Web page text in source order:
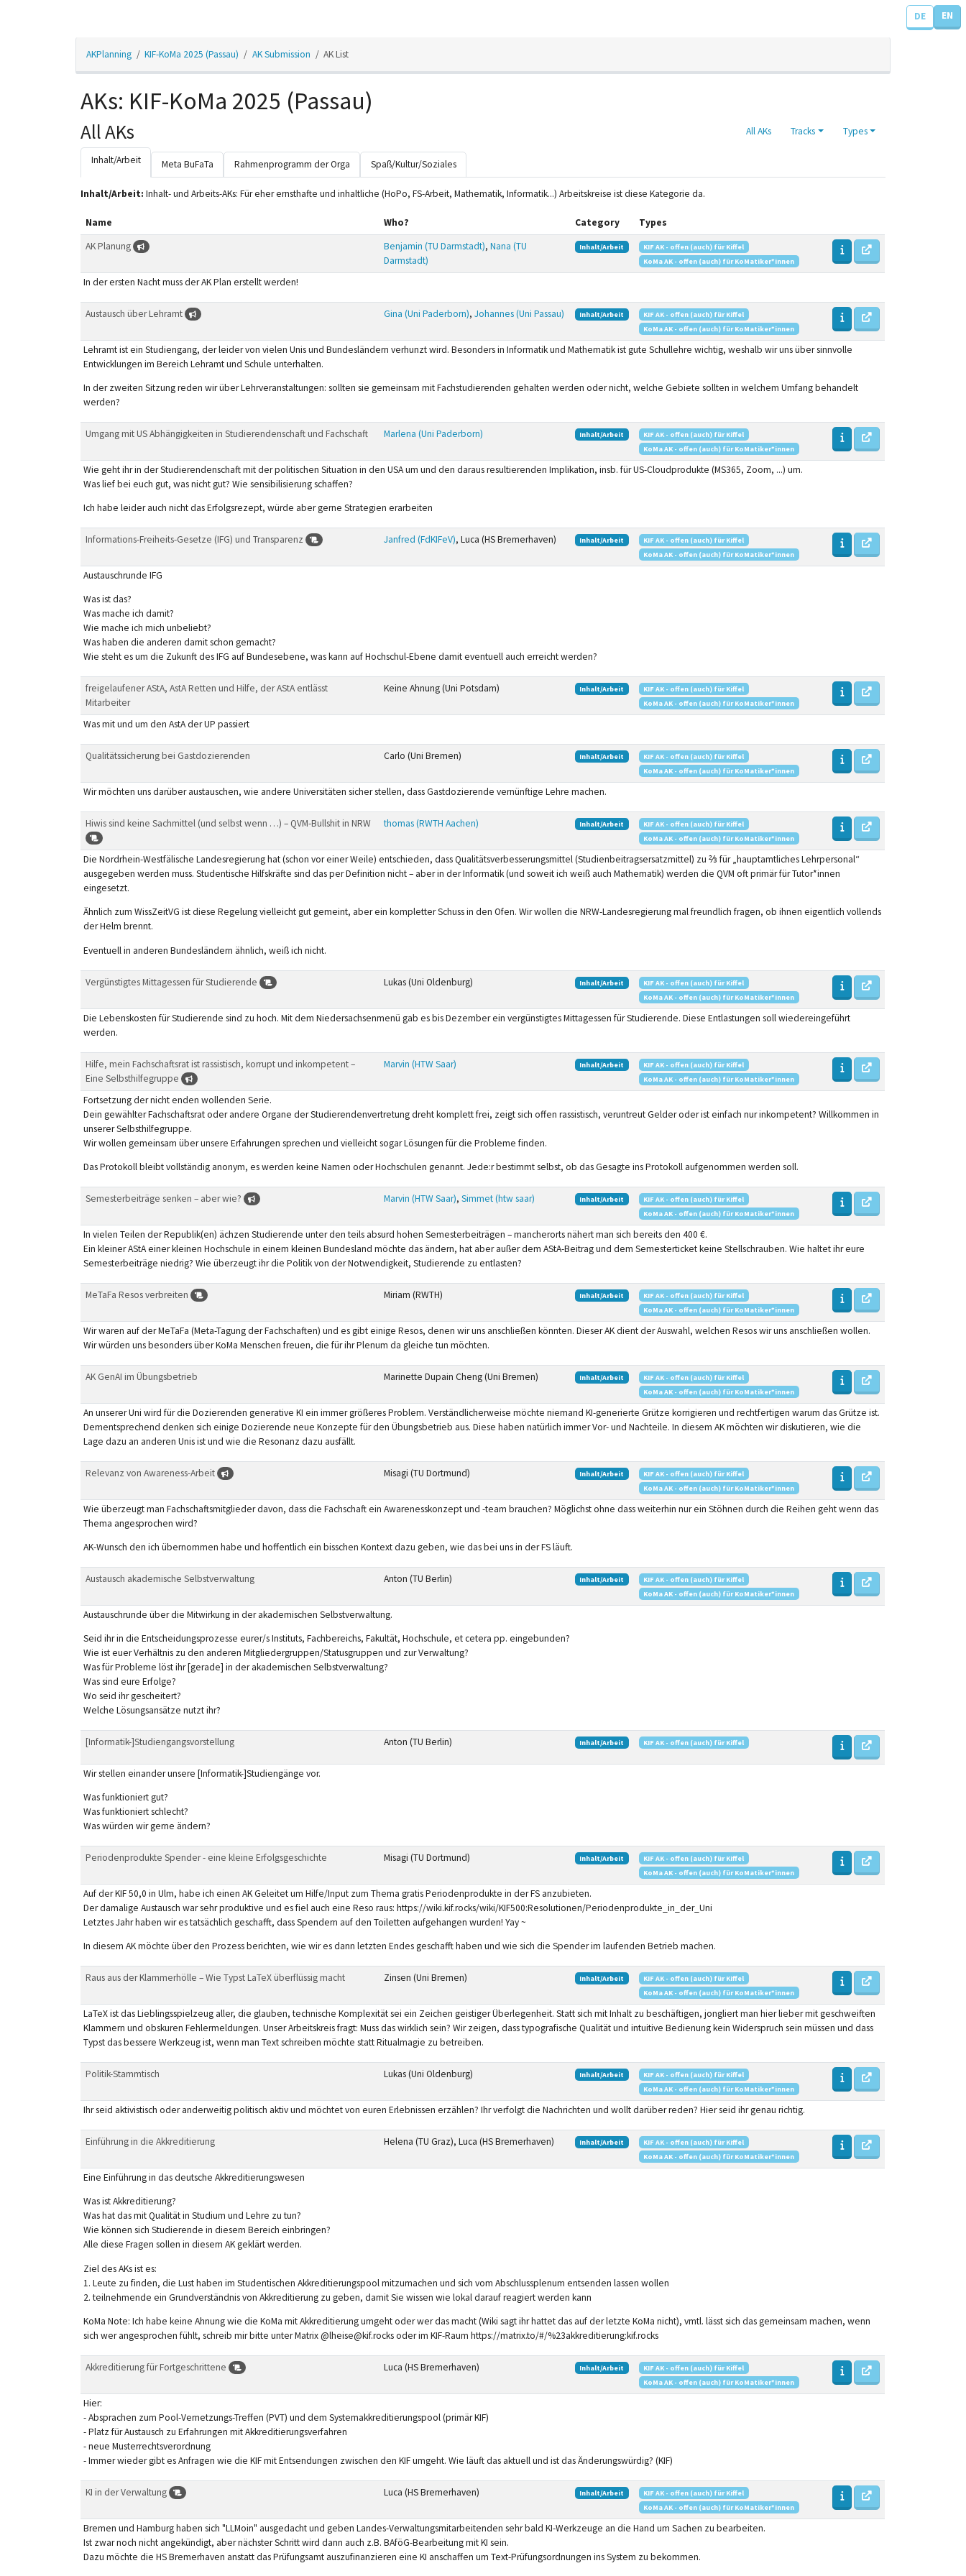
DE EN
AKPlanning KIF-KoMa 2025 (Passau) AK Submission AK List
AKs: KIF-KoMa 2025 (Passau)
All AKs Tracks Types
All AKs
Inhalt/Arbeit Meta BuFaTa Rahmenprogramm der Orga Spaß/Kultur/Soziales
Inhalt/Arbeit: Inhalt- und Arbeits-AKs: Für eher ernsthafte und inhaltliche (HoPo, FS-Arbeit, Mathematik, Informatik...) Arbeitskreise ist diese Kategorie da.
Name Who? Category
Types
AK Planung
Benjamin (TU Darmstadt), Nana (TU
Darmstadt)
Inhalt/Arbeit
KIF AK - offen (auch) für Kiffel
KoMa AK - offen (auch) für KoMatiker*innen
In der ersten Nacht muss der AK Plan erstellt werden!
Austausch über Lehramt Gina (Uni Paderborn), Johannes (Uni Passau) Inhalt/Arbeit
KIF AK - offen (auch) für Kiffel
KoMa AK - offen (auch) für KoMatiker*innen
Lehramt ist ein Studiengang, der leider von vielen Unis und Bundesländern verhunzt wird. Besonders in Informatik und Mathematik ist gute Schullehre wichtig, weshalb wir uns über sinnvolle
Entwicklungen im Bereich Lehramt und Schule unterhalten.
In der zweiten Sitzung reden wir über Lehrveranstaltungen: sollten sie gemeinsam mit Fachstudierenden gehalten werden oder nicht, welche Gebiete sollten in welchem Umfang behandelt
werden?
Umgang mit US Abhängigkeiten in Studierendenschaft und Fachschaft Marlena (Uni Paderborn) Inhalt/Arbeit
KIF AK - offen (auch) für Kiffel
KoMa AK - offen (auch) für KoMatiker*innen
Wie geht ihr in der Studierendenschaft mit der politischen Situation in den USA um und den daraus resultierenden Implikation, insb. für US-Cloudprodukte (MS365, Zoom, ...) um.
Was lief bei euch gut, was nicht gut? Wie sensibilisierung schaffen?
Ich habe leider auch nicht das Erfolgsrezept, würde aber gerne Strategien erarbeiten
Informations-Freiheits-Gesetze (IFG) und Transparenz Janfred (FdKIFeV), Luca (HS Bremerhaven) Inhalt/Arbeit
KIF AK - offen (auch) für Kiffel
KoMa AK - offen (auch) für KoMatiker*innen
Austauschrunde IFG
Was ist das?
Was mache ich damit?
Wie mache ich mich unbeliebt?
Was haben die anderen damit schon gemacht?
Wie steht es um die Zukunft des IFG auf Bundesebene, was kann auf Hochschul-Ebene damit eventuell auch erreicht werden?
freigelaufener AStA, AstA Retten und Hilfe, der AStA entlässt
Mitarbeiter
Keine Ahnung (Uni Potsdam) Inhalt/Arbeit
KIF AK - offen (auch) für Kiffel
KoMa AK - offen (auch) für KoMatiker*innen
Was mit und um den AstA der UP passiert
Qualitätssicherung bei Gastdozierenden Carlo (Uni Bremen) Inhalt/Arbeit
KIF AK - offen (auch) für Kiffel
KoMa AK - offen (auch) für KoMatiker*innen
Wir möchten uns darüber austauschen, wie andere Universitäten sicher stellen, dass Gastdozierende vernünftige Lehre machen.
Hiwis sind keine Sachmittel (und selbst wenn …) – QVM-Bullshit in NRW thomas (RWTH Aachen) Inhalt/Arbeit
KIF AK - offen (auch) für Kiffel
KoMa AK - offen (auch) für KoMatiker*innen
Die Nordrhein-Westfälische Landesregierung hat (schon vor einer Weile) entschieden, dass Qualitätsverbesserungsmittel (Studienbeitragsersatzmittel) zu ⅔ für „hauptamtliches Lehrpersonal“
ausgegeben werden muss. Studentische Hilfskräfte sind das per Definition nicht – aber in der Informatik (und soweit ich weiß auch Mathematik) werden die QVM oft primär für Tutor*innen
eingesetzt.
Ähnlich zum WissZeitVG ist diese Regelung vielleicht gut gemeint, aber ein kompletter Schuss in den Ofen. Wir wollen die NRW-Landesregierung mal freundlich fragen, ob ihnen eigentlich vollends
der Helm brennt.
Eventuell in anderen Bundesländern ähnlich, weiß ich nicht.
Vergünstigtes Mittagessen für Studierende Lukas (Uni Oldenburg) Inhalt/Arbeit
KIF AK - offen (auch) für Kiffel
KoMa AK - offen (auch) für KoMatiker*innen
Die Lebenskosten für Studierende sind zu hoch. Mit dem Niedersachsenmenü gab es bis Dezember ein vergünstigtes Mittagessen für Studierende. Diese Entlastungen soll wiedereingeführt
werden.
Hilfe, mein Fachschaftsrat ist rassistisch, korrupt und inkompetent –
Eine Selbsthilfegruppe
Marvin (HTW Saar) Inhalt/Arbeit
KIF AK - offen (auch) für Kiffel
KoMa AK - offen (auch) für KoMatiker*innen
Fortsetzung der nicht enden wollenden Serie.
Dein gewählter Fachschaftsrat oder andere Organe der Studierendenvertretung dreht komplett frei, zeigt sich offen rassistisch, veruntreut Gelder oder ist einfach nur inkompetent? Willkommen in
unserer Selbsthilfegruppe.
Wir wollen gemeinsam über unsere Erfahrungen sprechen und vielleicht sogar Lösungen für die Probleme finden.
Das Protokoll bleibt vollständig anonym, es werden keine Namen oder Hochschulen genannt. Jede:r bestimmt selbst, ob das Gesagte ins Protokoll aufgenommen werden soll.
Semesterbeiträge senken – aber wie? Marvin (HTW Saar), Simmet (htw saar) Inhalt/Arbeit
KIF AK - offen (auch) für Kiffel
KoMa AK - offen (auch) für KoMatiker*innen
In vielen Teilen der Republik(en) ächzen Studierende unter den teils absurd hohen Semesterbeiträgen – mancherorts nähert man sich bereits den 400 €.
Ein kleiner AStA einer kleinen Hochschule in einem kleinen Bundesland möchte das ändern, hat aber außer dem AStA-Beitrag und dem Semesterticket keine Stellschrauben. Wie haltet ihr eure
Semesterbeiträge niedrig? Wie überzeugt ihr die Politik von der Notwendigkeit, Studierende zu entlasten?
MeTaFa Resos verbreiten Miriam (RWTH) Inhalt/Arbeit
KIF AK - offen (auch) für Kiffel
KoMa AK - offen (auch) für KoMatiker*innen
Wir waren auf der MeTaFa (Meta-Tagung der Fachschaften) und es gibt einige Resos, denen wir uns anschließen könnten. Dieser AK dient der Auswahl, welchen Resos wir uns anschließen wollen.
Wir würden uns besonders über KoMa Menschen freuen, die für ihr Plenum da gleiche tun möchten.
AK GenAI im Übungsbetrieb Marinette Dupain Cheng (Uni Bremen) Inhalt/Arbeit
KIF AK - offen (auch) für Kiffel
KoMa AK - offen (auch) für KoMatiker*innen
An unserer Uni wird für die Dozierenden generative KI ein immer größeres Problem. Verständlicherweise möchte niemand KI-generierte Grütze korrigieren und rechtfertigen warum das Grütze ist.
Dementsprechend denken sich einige Dozierende neue Konzepte für den Übungsbetrieb aus. Diese haben natürlich immer Vor- und Nachteile. In diesem AK möchten wir diskutieren, wie die
Lage dazu an anderen Unis ist und wie die Resonanz dazu ausfällt.
Relevanz von Awareness-Arbeit Misagi (TU Dortmund) Inhalt/Arbeit
KIF AK - offen (auch) für Kiffel
KoMa AK - offen (auch) für KoMatiker*innen
Wie überzeugt man Fachschaftsmitglieder davon, dass die Fachschaft ein Awarenesskonzept und -team brauchen? Möglichst ohne dass weiterhin nur ein Stöhnen durch die Reihen geht wenn das
Thema angesprochen wird?
AK-Wunsch den ich übernommen habe und hoffentlich ein bisschen Kontext dazu geben, wie das bei uns in der FS läuft.
Austausch akademische Selbstverwaltung Anton (TU Berlin) Inhalt/Arbeit
KIF AK - offen (auch) für Kiffel
KoMa AK - offen (auch) für KoMatiker*innen
Austauschrunde über die Mitwirkung in der akademischen Selbstverwaltung.
Seid ihr in die Entscheidungsprozesse eurer/s Instituts, Fachbereichs, Fakultät, Hochschule, et ce­te­ra pp. eingebunden?
Wie ist euer Verhältnis zu den anderen Mitgliedergruppen/Statusgruppen und zur Verwaltung?
Was für Probleme löst ihr [gerade] in der akademischen Selbstverwaltung?
Was sind eure Erfolge?
Wo seid ihr gescheitert?
Welche Lösungsansätze nutzt ihr?
[Informatik-]Studiengangsvorstellung Anton (TU Berlin) Inhalt/Arbeit KIF AK - offen (auch) für Kiffel
Wir stellen einander unsere [Informatik-]Studiengänge vor.
Was funktioniert gut?
Was funktioniert schlecht?
Was würden wir gerne ändern?
Periodenprodukte Spender - eine kleine Erfolgsgeschichte Misagi (TU Dortmund) Inhalt/Arbeit
KIF AK - offen (auch) für Kiffel
KoMa AK - offen (auch) für KoMatiker*innen
Auf der KIF 50,0 in Ulm, habe ich einen AK Geleitet um Hilfe/Input zum Thema gratis Periodenprodukte in der FS anzubieten.
Der damalige Austausch war sehr produktive und es fiel auch eine Reso raus: https://wiki.kif.rocks/wiki/KIF500:Resolutionen/Periodenprodukte_in_der_Uni
Letztes Jahr haben wir es tatsächlich geschafft, dass Spendern auf den Toiletten aufgehangen wurden! Yay ~
In diesem AK möchte über den Prozess berichten, wie wir es dann letzten Endes geschafft haben und wie sich die Spender im laufenden Betrieb machen.
Raus aus der Klammerhölle – Wie Typst LaTeX überflüssig macht Zinsen (Uni Bremen) Inhalt/Arbeit
KIF AK - offen (auch) für Kiffel
KoMa AK - offen (auch) für KoMatiker*innen
LaTeX ist das Lieblingsspielzeug aller, die glauben, technische Komplexität sei ein Zeichen geistiger Überlegenheit. Statt sich mit Inhalt zu beschäftigen, jongliert man hier lieber mit geschweiften
Klammern und obskuren Fehlermeldungen. Unser Arbeitskreis fragt: Muss das wirklich sein? Wir zeigen, dass typografische Qualität und intuitive Bedienung kein Widerspruch sein müssen und dass
Typst das bessere Werkzeug ist, wenn man Text schreiben möchte statt Ritualmagie zu betreiben.
Politik-Stammtisch Lukas (Uni Oldenburg) Inhalt/Arbeit
KIF AK - offen (auch) für Kiffel
KoMa AK - offen (auch) für KoMatiker*innen
Ihr seid aktivistisch oder anderweitig politisch aktiv und möchtet von euren Erlebnissen erzählen? Ihr verfolgt die Nachrichten und wollt darüber reden? Hier seid ihr genau richtig.
Einführung in die Akkreditierung Helena (TU Graz), Luca (HS Bremerhaven) Inhalt/Arbeit
KIF AK - offen (auch) für Kiffel
KoMa AK - offen (auch) für KoMatiker*innen
Eine Einführung in das deutsche Akkreditierungswesen
Was ist Akkreditierung?
Was hat das mit Qualität in Studium und Lehre zu tun?
Wie können sich Studierende in diesem Bereich einbringen?
Alle diese Fragen sollen in diesem AK geklärt werden.
Ziel des AKs ist es:
1. Leute zu finden, die Lust haben im Studentischen Akkreditierungspool mitzumachen und sich vom Abschlussplenum entsenden lassen wollen
2. teilnehmende ein Grundverständnis von Akkreditierung zu geben, damit Sie wissen wie lokal darauf reagiert werden kann
KoMa Note: Ich habe keine Ahnung wie die KoMa mit Akkreditierung umgeht oder wer das macht (Wiki sagt ihr hattet das auf der letzte KoMa nicht), vmtl. lässt sich das gemeinsam machen, wenn
sich wer angesprochen fühlt, schreib mir bitte unter Matrix @lheise@kif.rocks oder im KIF-Raum https://matrix.to/#/%23akkreditierung:kif.rocks
Akkreditierung für Fortgeschrittene Luca (HS Bremerhaven) Inhalt/Arbeit
KIF AK - offen (auch) für Kiffel
KoMa AK - offen (auch) für KoMatiker*innen
Hier:
- Absprachen zum Pool-Vernetzungs-Treffen (PVT) und dem Systemakkreditierungspool (primär KIF)
- Platz für Austausch zu Erfahrungen mit Akkreditierungsverfahren
- neue Musterrechtsverordnung
- Immer wieder gibt es Anfragen wie die KIF mit Entsendungen zwischen den KIF umgeht. Wie läuft das aktuell und ist das Änderungswürdig? (KIF)
KI in der Verwaltung Luca (HS Bremerhaven) Inhalt/Arbeit
KIF AK - offen (auch) für Kiffel
KoMa AK - offen (auch) für KoMatiker*innen
Bremen und Hamburg haben sich "LLMoin" ausgedacht und geben Landes-Verwaltungsmitarbeitenden sehr bald KI-Werkzeuge an die Hand um Sachen zu bearbeiten.
Ist zwar noch nicht angekündigt, aber nächster Schritt wird dann auch z.B. BAföG-Bearbeitung mit KI sein.
Dazu möchte die HS Bremerhaven anstatt das Prüfungsamt auszufinanzieren eine KI anschaffen um Text-Prüfungsordnungen ins System zu bekommen.